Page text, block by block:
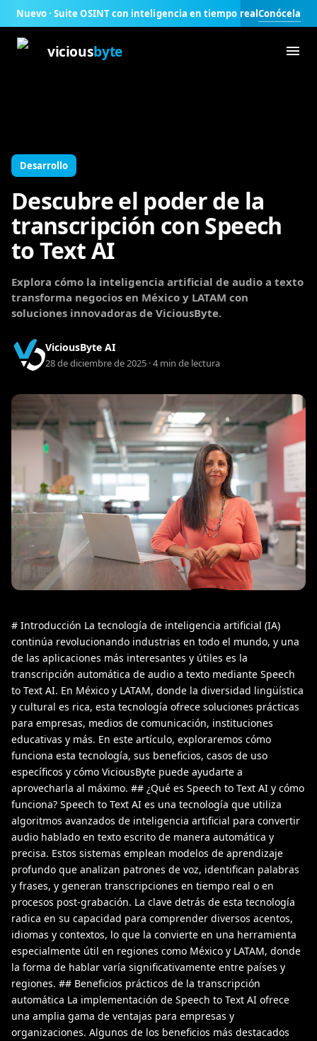
Nuevo · Suite OSINT con inteligencia en tiempo realConócela
viciousbyte
Desarrollo
Descubre el poder de la
transcripción con Speech
to Text AI
Explora cómo la inteligencia artificial de audio a texto
transforma negocios en México y LATAM con
soluciones innovadoras de ViciousByte.
ViciousByte AI
28 de diciembre de 2025 · 4 min de lectura
# Introducción La tecnología de inteligencia artificial (IA)
continúa revolucionando industrias en todo el mundo, y una
de las aplicaciones más interesantes y útiles es la
transcripción automática de audio a texto mediante Speech
to Text AI. En México y LATAM, donde la diversidad lingüística
y cultural es rica, esta tecnología ofrece soluciones prácticas
para empresas, medios de comunicación, instituciones
educativas y más. En este artículo, exploraremos cómo
funciona esta tecnología, sus beneficios, casos de uso
específicos y cómo ViciousByte puede ayudarte a
aprovecharla al máximo. ## ¿Qué es Speech to Text AI y cómo
funciona? Speech to Text AI es una tecnología que utiliza
algoritmos avanzados de inteligencia artificial para convertir
audio hablado en texto escrito de manera automática y
precisa. Estos sistemas emplean modelos de aprendizaje
profundo que analizan patrones de voz, identifican palabras
y frases, y generan transcripciones en tiempo real o en
procesos post-grabación. La clave detrás de esta tecnología
radica en su capacidad para comprender diversos acentos,
idiomas y contextos, lo que la convierte en una herramienta
especialmente útil en regiones como México y LATAM, donde
la forma de hablar varía significativamente entre países y
regiones. ## Beneficios prácticos de la transcripción
automática La implementación de Speech to Text AI ofrece
una amplia gama de ventajas para empresas y
organizaciones. Algunos de los beneficios más destacados